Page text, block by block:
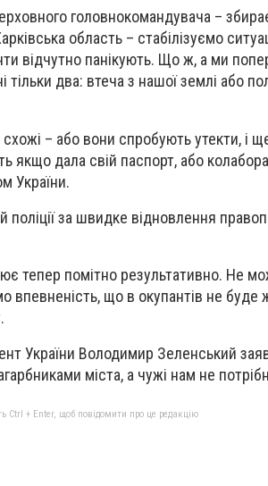
головнокомандувача –
область – стабілізуємо
відчутно панікують. Що ж, а ми
тільки два: втеча з нашої землі або
– або вони спробують утекти, і
якщо дала свій паспорт, або
України.
поліції за швидке відновлення
тепер помітно результативно. Не
впевненість, що в окупантів не буде
України Володимир Зеленський
міста, а чужі нам не
Ctrl + Enter, щоб повідомити про це редакцію